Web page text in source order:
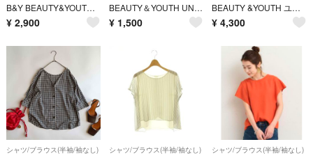
B&Y BEAUTY&YOUTH ビューティー&ユース シャツ 半袖
¥ 2,900
BEAUTY＆YOUTH UNITED ARROWS ロングブラウス
¥ 1,500
BEAUTY &YOUTH ユナイテッドアローズ 半袖
¥ 4,300
シャツ/ブラウス(半袖/袖なし) シャツ/ブラウス(半袖/袖なし) シャツ/ブラウス(半袖/袖なし)